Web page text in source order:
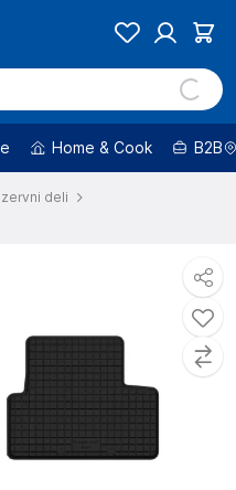
Home & Cook B2B
deli